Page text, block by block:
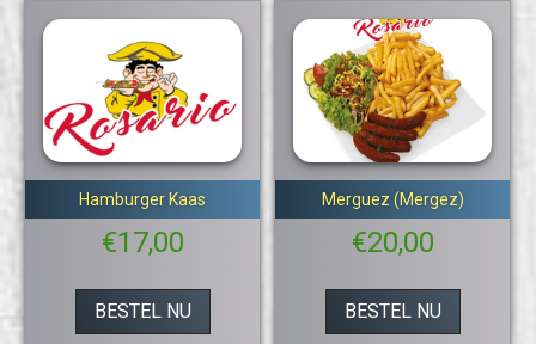
Hamburger Kaas
€17,00
BESTEL NU
Merguez (Mergez)
€20,00
BESTEL NU